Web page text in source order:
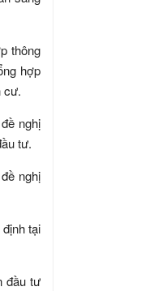
thông
hợp
cư.
nghị
tư.
nghị
tại
đầu tư